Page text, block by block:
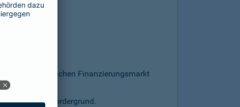
deutschen Finanzierungsmarkt
steht im Vordergrund.